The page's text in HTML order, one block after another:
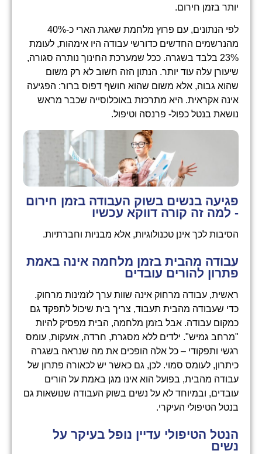
יותר בזמן חירום.
לפי הנתונים, עם פרוץ מלחמת שאגת הארי כ-40%
מהנרשמים החדשים כדורשי עבודה היו אימהות, לעומת
23% בלבד בשגרה. ככל שמערכת החינוך נותרה סגורה,
שיעורן עלה עוד יותר. הנתון הזה חשוב לא רק משום
שהוא גבוה, אלא משום שהוא חושף דפוס ברור: הפגיעה
אינה אקראית. היא מתרכזת באוכלוסייה שכבר מראש
נושאת בנטל כפול- פרנסה וטיפול.
פגיעה בנשים בשוק העבודה בזמן חירום
- למה זה קורה דווקא עכשיו
הסיבות לכך אינן טכנולוגיות, אלא מבניות וחברתיות.
עבודה מהבית בזמן מלחמה אינה באמת
פתרון להורים עובדים
ראשית, עבודה מרחוק אינה שוות ערך לזמינות מרחוק.
כדי שעבודה מהבית תעבוד, צריך בית שיכול לתפקד גם
כמקום עבודה. אבל בזמן מלחמה, הבית מפסיק להיות
"מרחב גמיש". ילדים ללא מסגרת, חרדה, אזעקות, עומס
רגשי ותפקודי – כל אלה הופכים את מה שנראה בשגרה
כיתרון, לעומס סמוי. לכן, גם כאשר יש לכאורה פתרון של
עבודה מהבית, בפועל הוא אינו מגן באמת על הורים
עובדים, ובמיוחד לא על נשים בשוק העבודה שנושאות גם
בנטל הטיפולי העיקרי.
הנטל הטיפולי עדיין נופל בעיקר על
נשים